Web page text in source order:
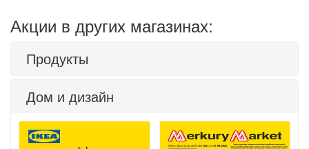
Акции в других магазинах:
Продукты
Дом и дизайн